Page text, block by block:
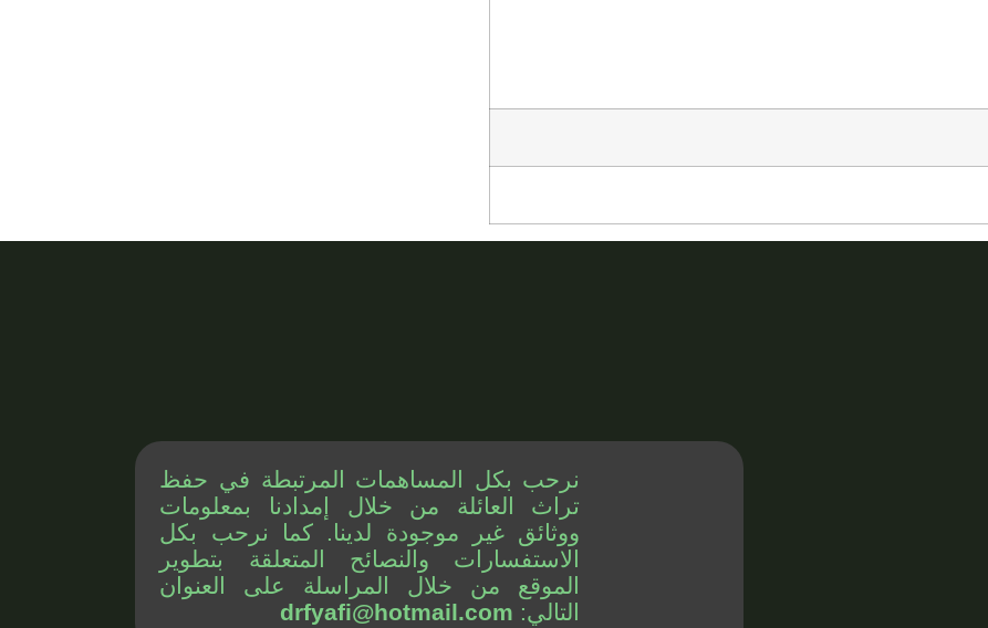
نرحب بكل المساهمات المرتبطة في حفظ
تراث العائلة من خلال إمدادنا بمعلومات
ووثائق غير موجودة لدينا. كما نرحب بكل
الاستفسارات والنصائح المتعلقة بتطوير
الموقع من خلال المراسلة على العنوان
التالي: drfyafi@hotmail.com